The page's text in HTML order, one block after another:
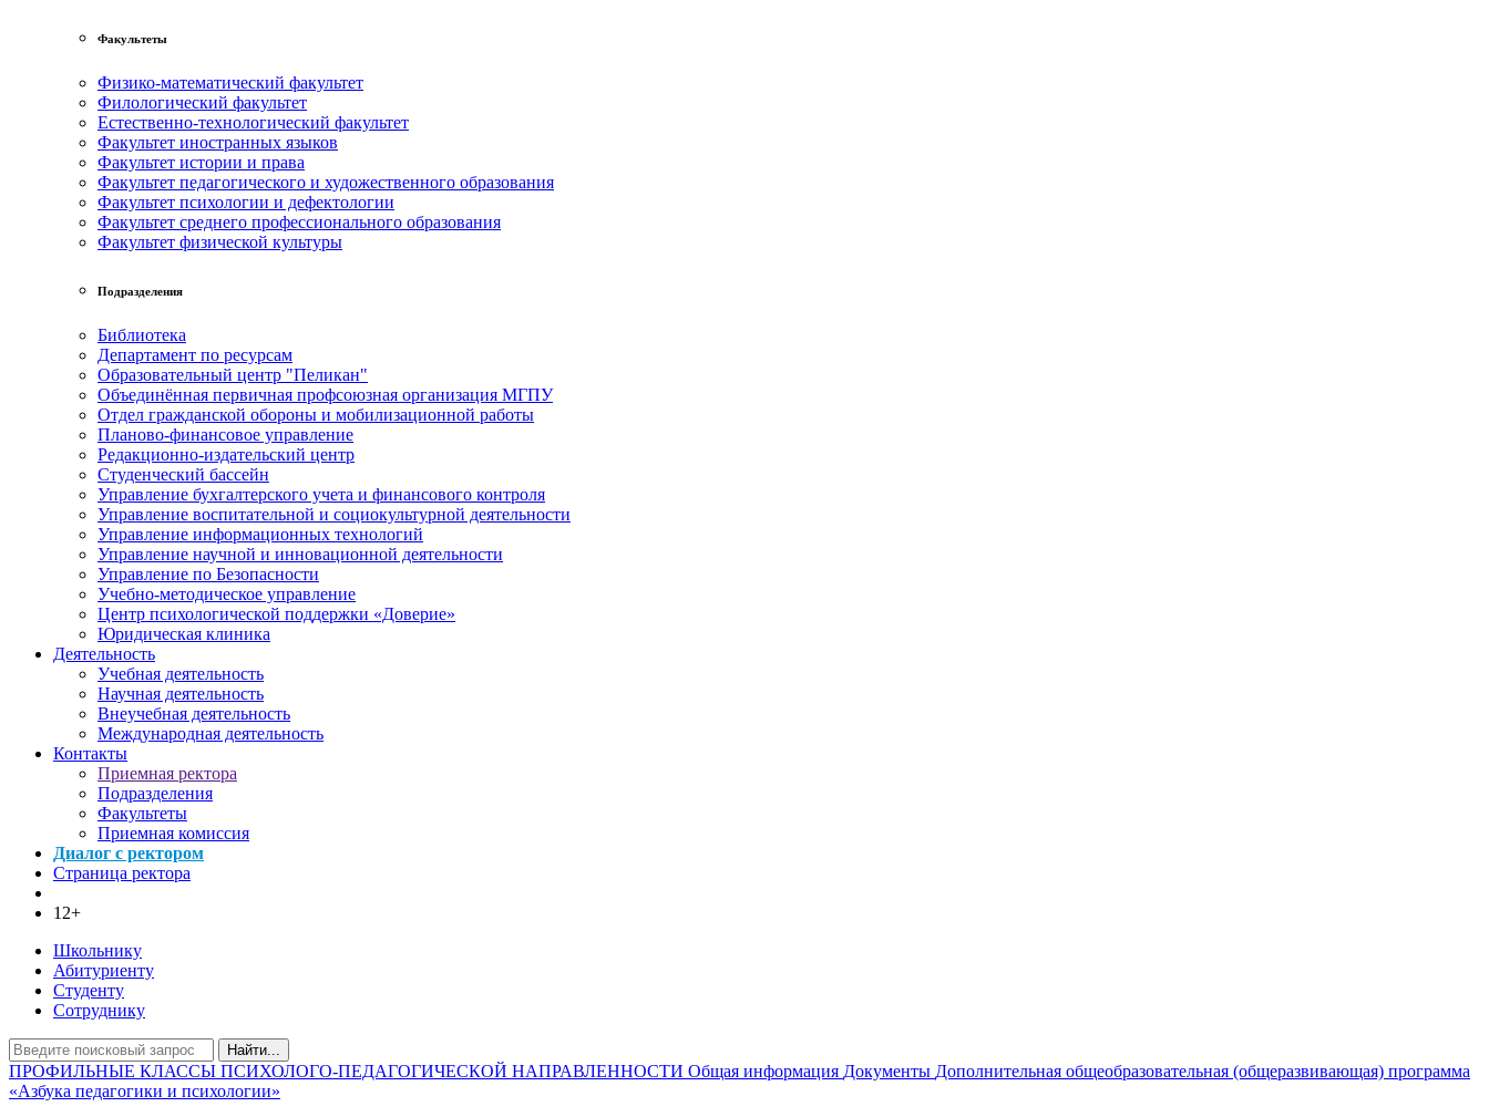
Факультеты
Физико-математический факультет
Филологический факультет
Естественно-технологический факультет
Факультет иностранных языков
Факультет истории и права
Факультет педагогического и художественного образования
Факультет психологии и дефектологии
Факультет среднего профессионального образования
Факультет физической культуры
Подразделения
Библиотека
Департамент по ресурсам
Образовательный центр "Пеликан"
Объединённая первичная профсоюзная организация МГПУ
Отдел гражданской обороны и мобилизационной работы
Планово-финансовое управление
Редакционно-издательский центр
Студенческий бассейн
Управление бухгалтерского учета и финансового контроля
Управление воспитательной и социокультурной деятельности
Управление информационных технологий
Управление научной и инновационной деятельности
Управление по Безопасности
Учебно-методическое управление
Центр психологической поддержки «Доверие»
Юридическая клиника
Деятельность
Учебная деятельность
Научная деятельность
Внеучебная деятельность
Международная деятельность
Контакты
Приемная ректора
Подразделения
Факультеты
Приемная комиссия
Диалог с ректором
Страница ректора
12+
Школьнику
Абитуриенту
Студенту
Сотруднику
Найти...
ПРОФИЛЬНЫЕ КЛАССЫ ПСИХОЛОГО-ПЕДАГОГИЧЕСКОЙ НАПРАВЛЕННОСТИ Общая информация Документы Дополнительная общеобразовательная (общеразвивающая) программа
«Азбука педагогики и психологии»